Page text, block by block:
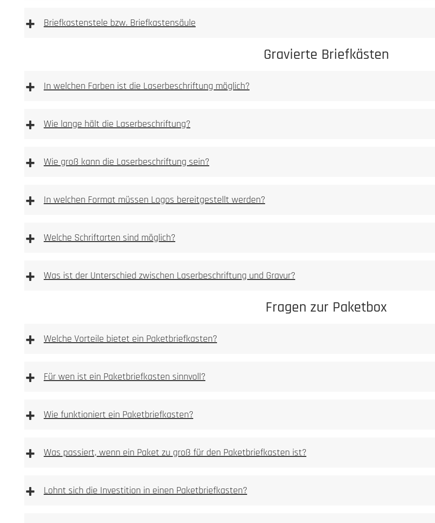
+ Briefkastenstele bzw. Briefkastensäule
Gravierte Briefkästen
+ In welchen Farben ist die Laserbeschriftung möglich?
+ Wie lange hält die Laserbeschriftung?
+ Wie groß kann die Laserbeschriftung sein?
+ In welchen Format müssen Logos bereitgestellt werden?
+ Welche Schriftarten sind möglich?
+ Was ist der Unterschied zwischen Laserbeschriftung und Gravur?
ideal für Logos, Namen, Hausnummern und Piktogramme
Fragen zur Paketbox
+ Welche Vorteile bietet ein Paketbriefkasten?
+ Für wen ist ein Paketbriefkasten sinnvoll?
+ Wie funktioniert ein Paketbriefkasten?
+ Was passiert, wenn ein Paket zu groß für den Paketbriefkasten ist?
+ Lohnt sich die Investition in einen Paketbriefkasten?